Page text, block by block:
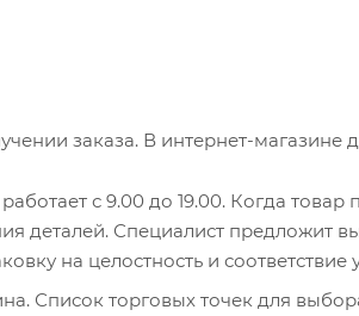
заказа. В интернет-магазине
с 9.00 до 19.00. Когда товар
деталей. Специалист предложит
на целостность и
Список торговых точек для